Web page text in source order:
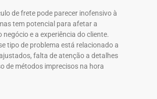
de frete pode parecer inofensivo à
tem potencial para afetar a
negócio e a experiência do cliente.
tipo de problema está relacionado a
falta de atenção a detalhes
de métodos imprecisos na hora